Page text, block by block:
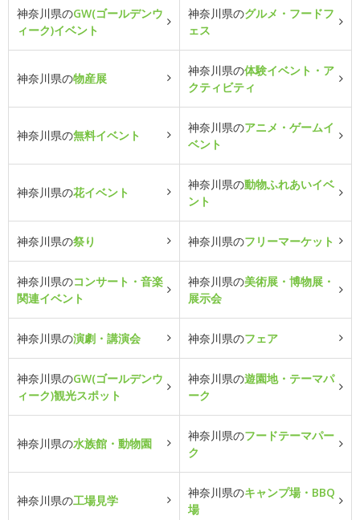
神奈川県のGW(ゴールデンウ
ィーク)イベント
神奈川県のグルメ・フードフ
ェス
神奈川県の物産展
神奈川県の体験イベント・ア
クティビティ
神奈川県の無料イベント
神奈川県のアニメ・ゲームイ
ベント
神奈川県の花イベント
神奈川県の動物ふれあいイベ
ント
神奈川県の祭り 神奈川県のフリーマーケット
神奈川県のコンサート・音楽
関連イベント
神奈川県の美術展・博物展・
展示会
神奈川県の演劇・講演会 神奈川県のフェア
神奈川県のGW(ゴールデンウ
ィーク)観光スポット
神奈川県の遊園地・テーマパ
ーク
神奈川県の水族館・動物園
神奈川県のフードテーマパー
ク
神奈川県の工場見学
神奈川県のキャンプ場・BBQ
場